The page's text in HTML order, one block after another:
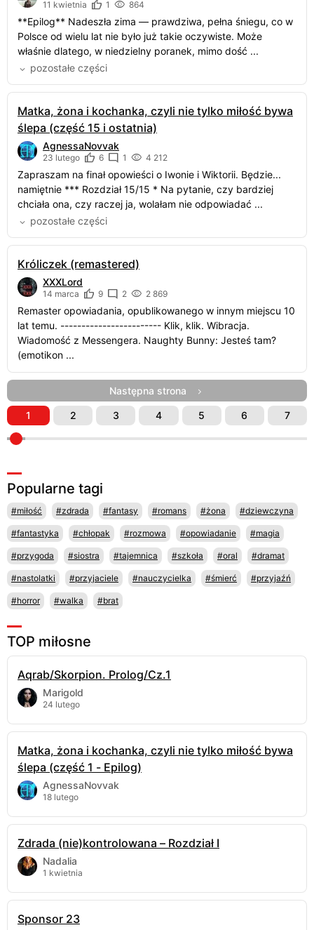
11 kwietnia 1 864
**Epilog** Nadeszła zima — prawdziwa, pełna śniegu, co w
Polsce od wielu lat nie było już takie oczywiste. Może
właśnie dlatego, w niedzielny poranek, mimo dość ...
pozostałe części
Matka, żona i kochanka, czyli nie tylko miłość bywa
ślepa (część 15 i ostatnia)
AgnessaNovvak
23 lutego 6 1 4 212
Zapraszam na finał opowieści o Iwonie i Wiktorii. Będzie...
namiętnie *** Rozdział 15/15 * Na pytanie, czy bardziej
chciała ona, czy raczej ja, wolałam nie odpowiadać ...
pozostałe części
Króliczek (remastered)
XXXLord
14 marca 9 2 2 869
Remaster opowiadania, opublikowanego w innym miejscu 10
lat temu. ------------------------ Klik, klik. Wibracja.
Wiadomość z Messengera. Naughty Bunny: Jesteś tam?
(emotikon ...
Następna strona
1 2 3 4 5 6 7
Popularne tagi
#miłość #zdrada #fantasy #romans #żona #dziewczyna
#fantastyka #chłopak #rozmowa #opowiadanie #magia
#przygoda #siostra #tajemnica #szkoła #oral #dramat
#nastolatki #przyjaciele #nauczycielka #śmierć #przyjaźń
#horror #walka #brat
TOP miłosne
Aqrab/Skorpion. Prolog/Cz.1
Marigold
24 lutego
Matka, żona i kochanka, czyli nie tylko miłość bywa
ślepa (część 1 - Epilog)
AgnessaNovvak
18 lutego
Zdrada (nie)kontrolowana – Rozdział I
Nadalia
1 kwietnia
Sponsor 23